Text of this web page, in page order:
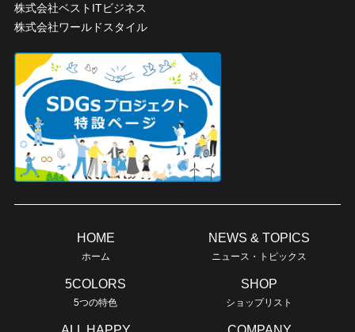
株式会社ベストITビジネス
株式会社ワールドスタイル
HOME
ホーム
NEWS & TOPICS
ニュース・トピックス
5COLORS
5つの特色
SHOP
ショップリスト